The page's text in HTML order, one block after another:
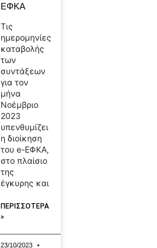
ΕΦΚΑ
Τις
ημερομηνίες
καταβολής
των
συντάξεων
για τον
μήνα
Νοέμβριο
2023
υπενθυμίζει
η διοίκηση
του e-ΕΦΚΑ,
στο πλαίσιο
της
έγκυρης και
ΠΕΡΙΣΣΟΤΕΡΑ
»
23/10/2023